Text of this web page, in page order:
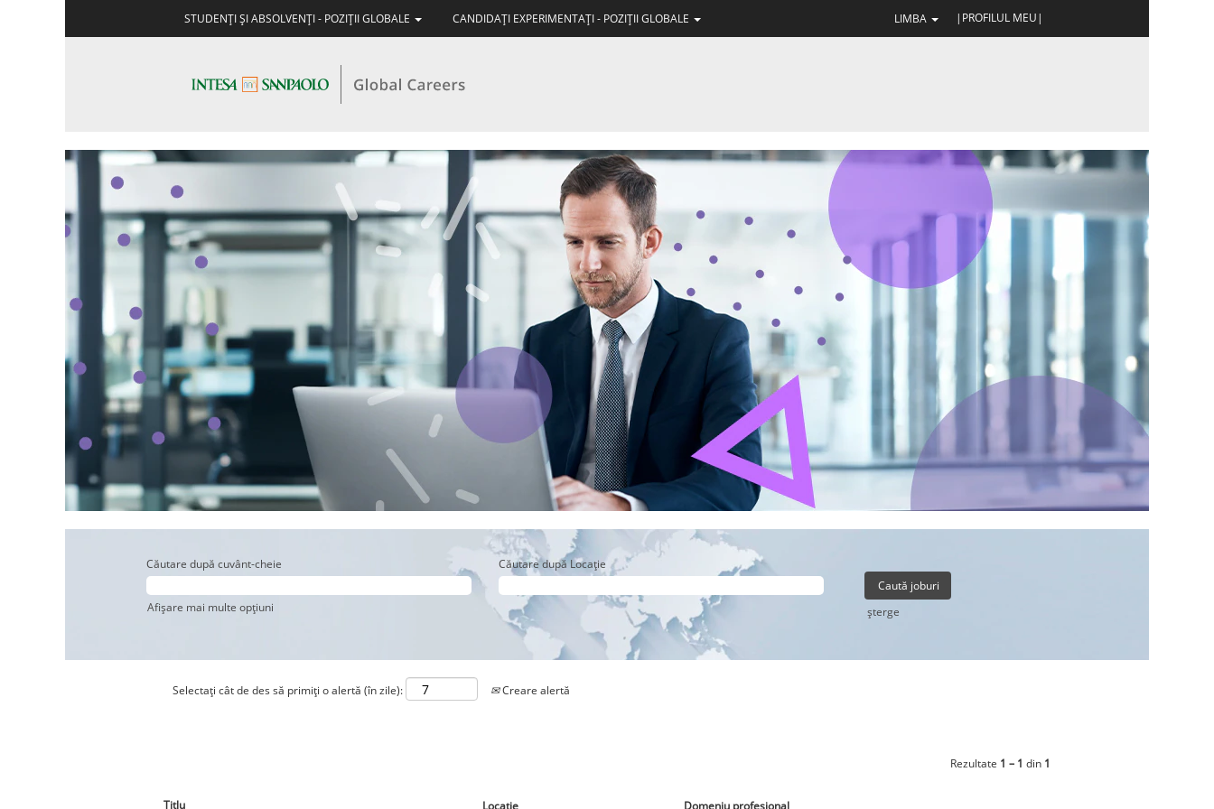
STUDENŢI ŞI ABSOLVENŢI - POZIŢII GLOBALE CANDIDAŢI EXPERIMENTAŢI - POZIŢII GLOBALE LIMBA |PROFILUL MEU|
EXPERIMENTAŢI
BUSINESS
MANAGEMENTUL
ACTIVELOR
Căutare după cuvânt-cheie Căutare după Locație
Afișare mai multe opțiuni şterge
Selectați cât de des să primiți o alertă (în zile): Creare alertă
Rezultate 1 – 1 din 1
Titlu Locație Domeniu profesional